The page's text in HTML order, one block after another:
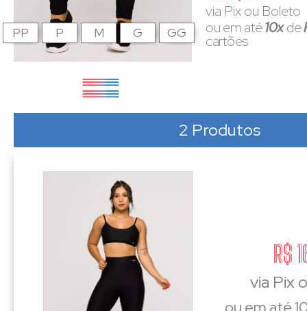
via Pix ou Boleto
ou em até10xde
cartões
PP P M G GG
2 Produtos
R$
via Pix
ou em até